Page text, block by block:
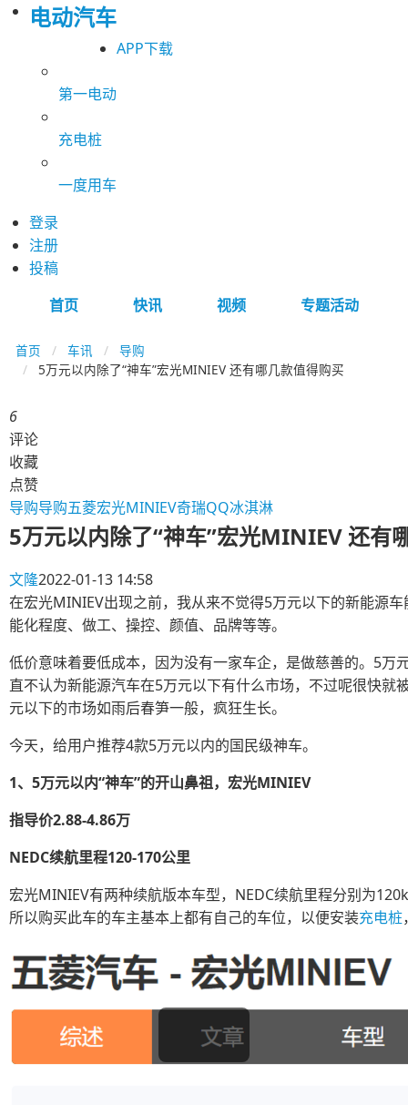
电动汽车
APP下载
第一电动
充电桩
一度用车
登录
注册
投稿
首页
快讯 视频 专题活动
首页 车讯
导购
5万元以内除了“神车”宏光MINIEV 还有哪几款值得购买
6
评论
收藏
点赞
导购导购五菱宏光MINIEV奇瑞QQ冰淇淋
5万元以内除了“神车”宏光MINIEV 还有
文隆2022-01-13 14:58
在宏光MINIEV出现之前，我从来不觉得5万元以下的新能源
能化程度、做工、操控、颜值、品牌等等。
低价意味着要低成本，因为没有一家车企，是做慈善的。5
直不认为新能源汽车在5万元以下有什么市场，不过呢很快
元以下的市场如雨后春笋一般，疯狂生长。
今天，给用户推荐4款5万元以内的国民级神车。
1、5万元以内“神车”的开山鼻祖，宏光MINIEV
指导价2.88-4.86万
NEDC续航里程120-170公里
宏光MINIEV有两种续航版本车型，NEDC续航里程分别为
所以购买此车的车主基本上都有自己的车位，以便安装充电桩